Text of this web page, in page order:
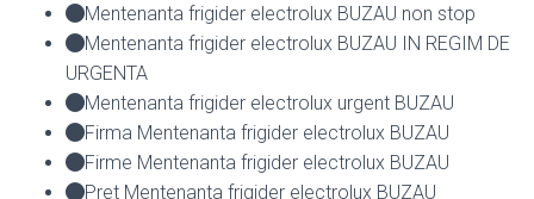
Mentenanta frigider electrolux BUZAU non stop
Mentenanta frigider electrolux BUZAU IN REGIM DE
URGENTA
Mentenanta frigider electrolux urgent BUZAU
Firma Mentenanta frigider electrolux BUZAU
Firme Mentenanta frigider electrolux BUZAU
Pret Mentenanta frigider electrolux BUZAU